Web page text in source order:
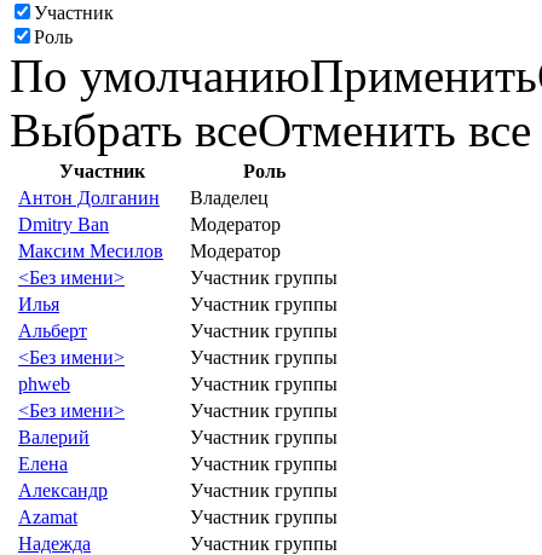
Участник
Роль
По умолчаниюПрименить
Выбрать всеОтменить все
Участник
Роль
Антон Долганин
Владелец
Dmitry Ban
Модератор
Максим Месилов
Модератор
<Без имени>
Участник группы
Илья
Участник группы
Альберт
Участник группы
<Без имени>
Участник группы
phweb
Участник группы
<Без имени>
Участник группы
Валерий
Участник группы
Елена
Участник группы
Александр
Участник группы
Azamat
Участник группы
Надежда
Участник группы